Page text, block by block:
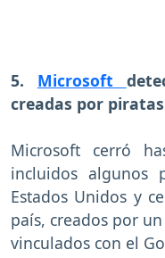
5. Microsoft
creadas por
Microsoft cerró
incluidos algunos
Estados Unidos y
país, creados por
vinculados con el